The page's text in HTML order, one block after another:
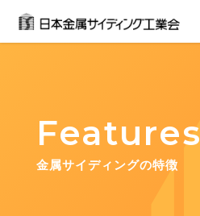
Features
金属サイディングの特徴